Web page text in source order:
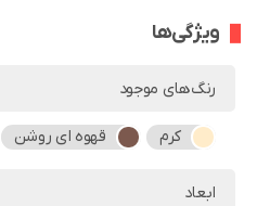
ویژگی‌ها
رنگ‌های موجود
کرم قهوه ای روشن
ابعاد